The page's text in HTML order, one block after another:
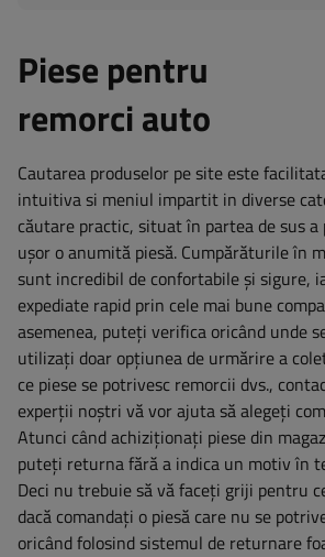
Piese pentru
remorci auto
Cautarea produselor pe site este
intuitiva si meniul impartit in diverse
căutare practic, situat în partea de sus a
ușor o anumită piesă. Cumpărăturile în
sunt incredibil de confortabile și sigure,
expediate rapid prin cele mai bune
asemenea, puteți verifica oricând unde
utilizați doar opțiunea de urmărire a
ce piese se potrivesc remorcii dvs.,
experții noștri vă vor ajuta să alegeți
Atunci când achiziționați piese din
puteți returna fără a indica un motiv în
Deci nu trebuie să vă faceți griji pentru
dacă comandați o piesă care nu se
oricând folosind sistemul de returnare